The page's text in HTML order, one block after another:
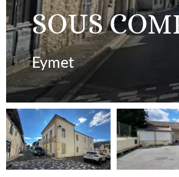
SOUS
Eymet